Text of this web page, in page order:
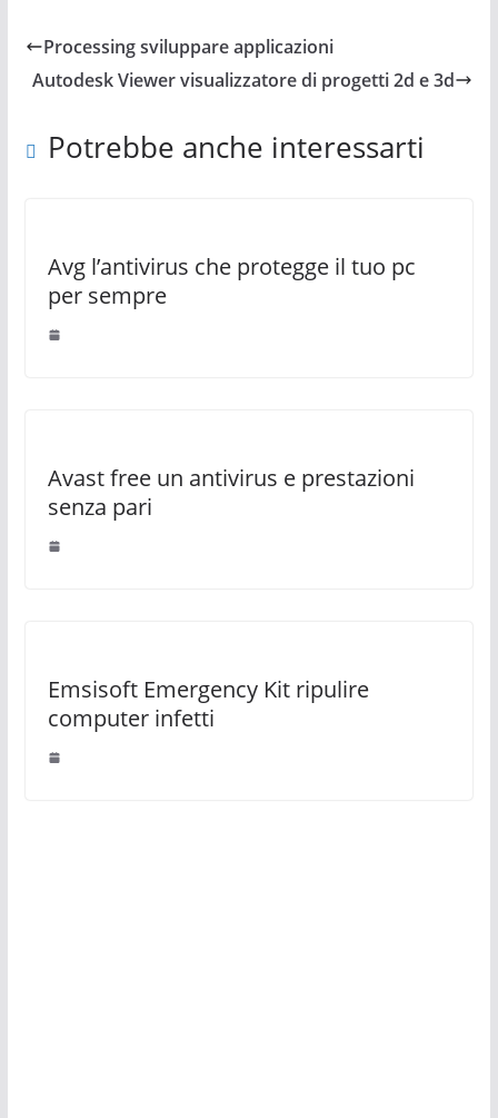
Processing sviluppare applicazioni
Autodesk Viewer visualizzatore di progetti 2d e 3d
Potrebbe anche interessarti
Avg l’antivirus che protegge il tuo pc
per sempre
Avast free un antivirus e prestazioni
senza pari
Emsisoft Emergency Kit ripulire
computer infetti